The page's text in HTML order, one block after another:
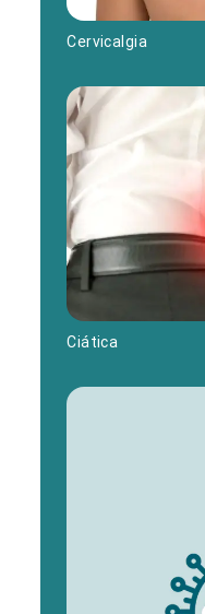
Cervicalgia
Ciática